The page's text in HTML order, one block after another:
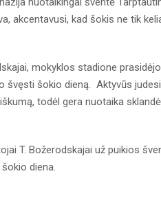
akcentavusi, kad šokis ne tik
mokyklos stadione
švęsti šokio dieną. Aktyvūs
todėl gera nuotaika
T. Božerodskajai už puikios
diena.